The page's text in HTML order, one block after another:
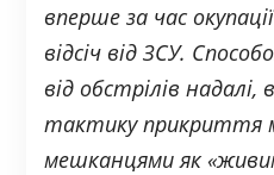
вперше за час
відсіч від ЗСУ.
від обстрілів
тактику прикриття
мешканцями як